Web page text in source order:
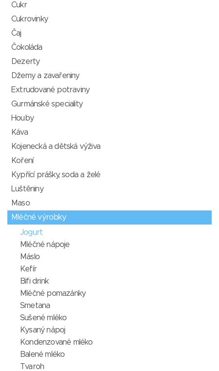
Cukr
Cukrovinky
Čaj
Čokoláda
Dezerty
Džemy a zavařeniny
Extrudované potraviny
Gurmánské speciality
Houby
Káva
Kojenecká a dětská výživa
Koření
Kypřící prášky, soda a želé
Luštěniny
Maso
Mléčné výrobky
Jogurt
Mléčné nápoje
Máslo
Kefír
Bifi drink
Mléčné pomazánky
Smetana
Sušené mléko
Kysaný nápoj
Kondenzované mléko
Balené mléko
Tvaroh